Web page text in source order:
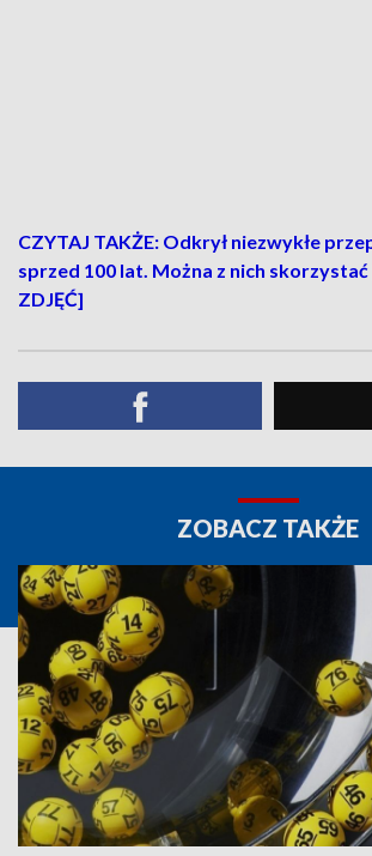
CZYTAJ TAKŻE: Odkrył niezwykłe
sprzed 100 lat. Można z nich skorzystać
ZDJĘĆ]
ZOBACZ TAKŻE